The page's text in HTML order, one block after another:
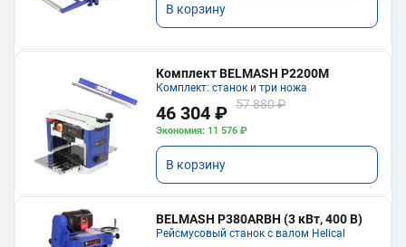
В корзину
Комплект BELMASH P2200M
Комплект: станок и три ножа
46 304 ₽ 57 880 ₽
Экономия: 11 576 ₽
В корзину
BELMASH P380ARBH (3 кВт, 400 В)
Рейсмусовый станок с валом Helical